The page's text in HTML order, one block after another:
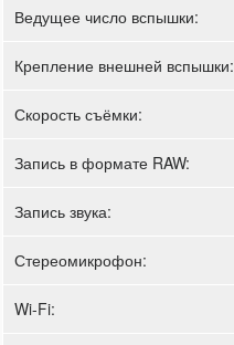
Ведущее число вспышки:
Крепление внешней вспышки:
Скорость съёмки:
Запись в формате RAW:
Запись звука:
Стереомикрофон:
Wi-Fi: